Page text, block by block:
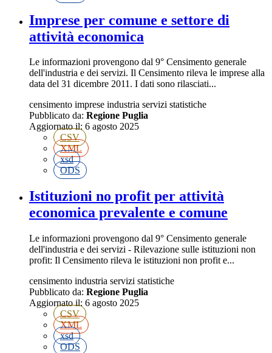
Imprese per comune e settore di
attività economica
Le informazioni provengono dal 9° Censimento generale
dell'industria e dei servizi. Il Censimento rileva le imprese alla
data del 31 dicembre 2011. I dati sono rilasciati...
censimento imprese industria servizi statistiche
Pubblicato da: Regione Puglia
Aggiornato il: 6 agosto 2025
CSV
XML
xsd
ODS
Istituzioni no profit per attività
economica prevalente e comune
Le informazioni provengono dal 9° Censimento generale
dell'industria e dei servizi - Rilevazione sulle istituzioni non
profit: Il Censimento rileva le istituzioni non profit e...
censimento industria servizi statistiche
Pubblicato da: Regione Puglia
Aggiornato il: 6 agosto 2025
CSV
XML
xsd
ODS